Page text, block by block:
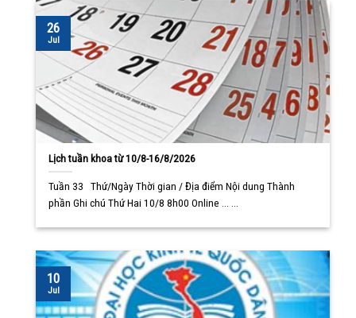
Lịch tuần khoa từ 10/8-16/8/2026
Tuần 33 Thứ/Ngày Thời gian / Địa điểm Nội dung Thành
phần Ghi chú Thứ Hai 10/8 8h00 Online ... ...
26
Jul
10
Jul